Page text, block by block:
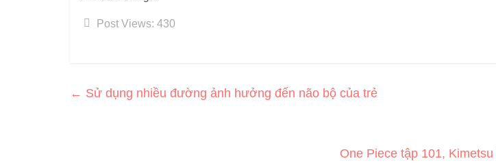
Post Views: 430
← Sử dụng nhiều đường ảnh hưởng đến não bộ của trẻ
One Piece tập 101,